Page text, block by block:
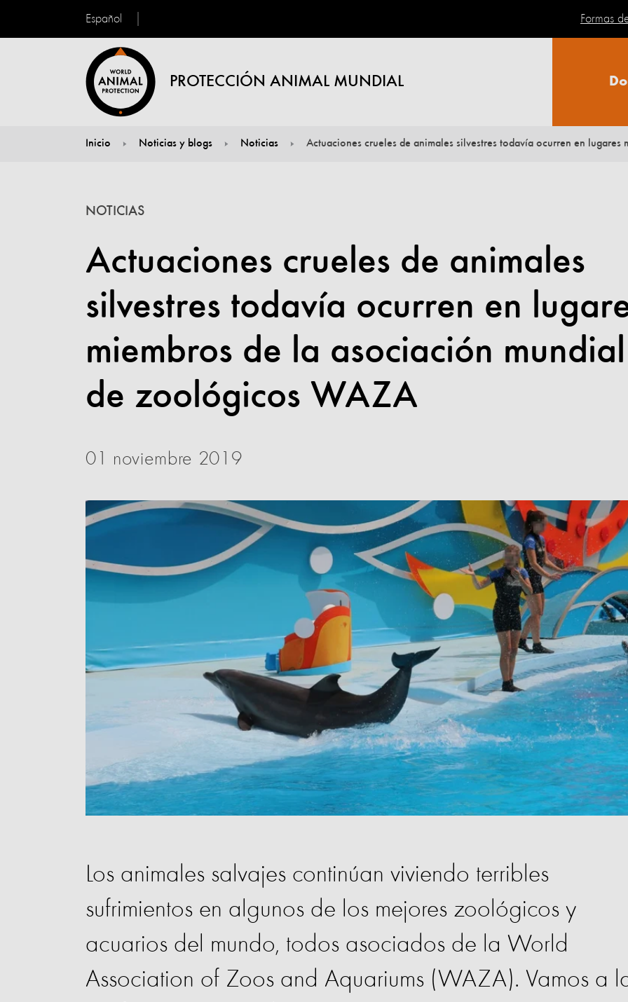
Español
PROTECCIÓN ANIMAL MUNDIAL
Formas
Inicio Noticias y blogs Noticias
Actuaciones crueles de animales
silvestres todavía ocurren en
miembros de la asociación mundial
de zoológicos WAZA
NOTICIAS
01 noviembre 2019
Los animales salvajes continúan viviendo terribles
sufrimientos en algunos de los mejores zoológicos y
acuarios del mundo, todos asociados de la World
Association of Zoos and Aquariums (WAZA). Vamos a